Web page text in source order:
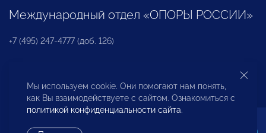
Международный отдел «ОПОРЫ РОССИИ»
+7 (495) 247-4777 (доб. 126)
Бюро по защите прав предпринимателей и
инвесторов
Мы используем cookie. Они помогают нам понять,
как Вы взаимодействуете с сайтом. Ознакомиться с
политикой конфиденциальности сайта.